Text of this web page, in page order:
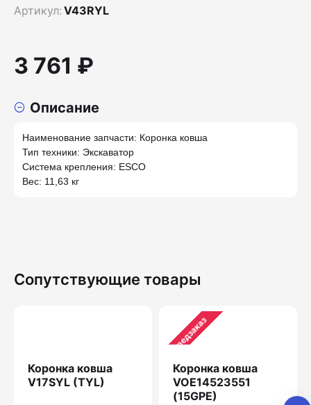
3 761 ₽
Артикул: V43RYL
Описание
Наименование запчасти: Коронка ковша
Тип техники: Экскаватор
Система крепления: ESCO
Вес: 11,63 кг
Сопутствующие товары
Коронка ковша
V17SYL (TYL)
Предзаказ
Коронка ковша
VOE14523551
(15GPE)